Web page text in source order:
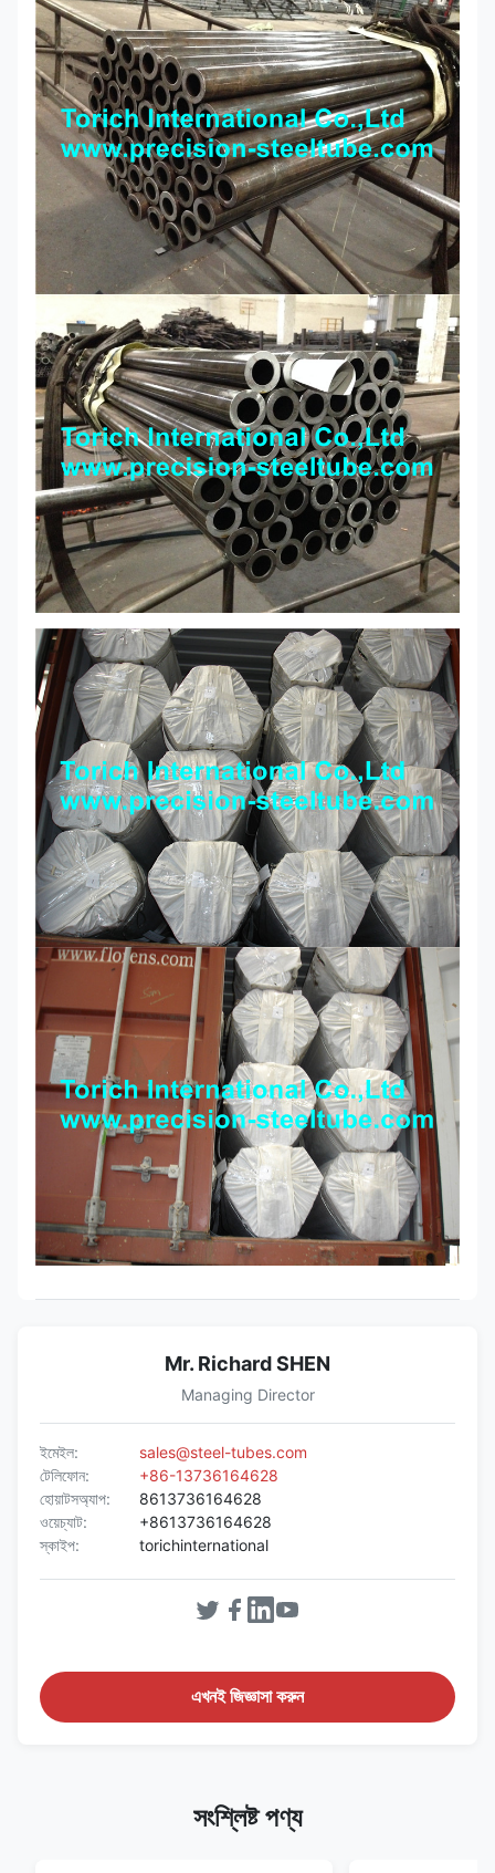
E355 1.0580 640 4 580 7 580 ৪৫০ফ
Mr. Richard SHEN
Managing Director
ইমেইল:
sales@steel-tubes.com
টেলিফোন:
+86-13736164628
হোয়াটসঅ্যাপ:
8613736164628
ওয়েচ্যাট:
+8613736164628
স্কাইপ:
torichinternational
এখনই জিজ্ঞাসা করুন
সংশ্লিষ্ট পণ্য